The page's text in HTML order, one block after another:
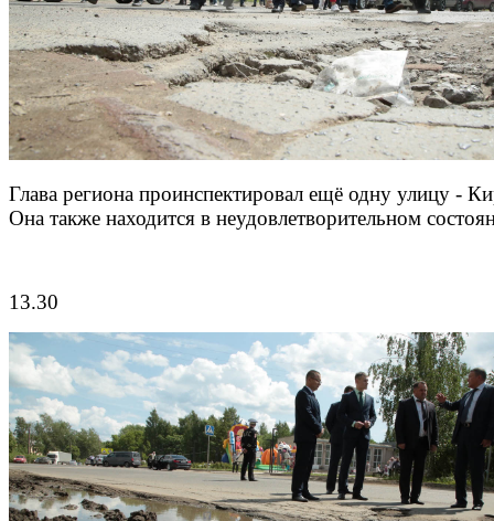
Глава региона проинспектировал ещё одну улицу -
Она также находится в неудовлетворительном
13.30